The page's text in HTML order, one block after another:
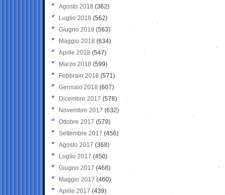
Agosto 2018 (362)
Luglio 2018 (562)
Giugno 2018 (563)
Maggio 2018 (634)
Aprile 2018 (547)
Marzo 2018 (599)
Febbraio 2018 (571)
Gennaio 2018 (607)
Dicembre 2017 (578)
Novembre 2017 (632)
Ottobre 2017 (579)
Settembre 2017 (456)
Agosto 2017 (368)
Luglio 2017 (450)
Giugno 2017 (468)
Maggio 2017 (460)
Aprile 2017 (439)